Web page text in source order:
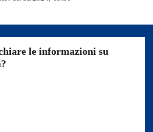
le informazioni su